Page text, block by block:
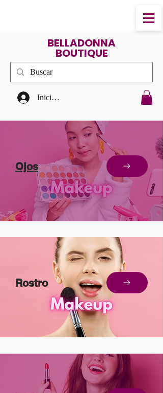
BELLADONNA
BOUTIQUE
Iniciar sesión
Ojos
Rostro